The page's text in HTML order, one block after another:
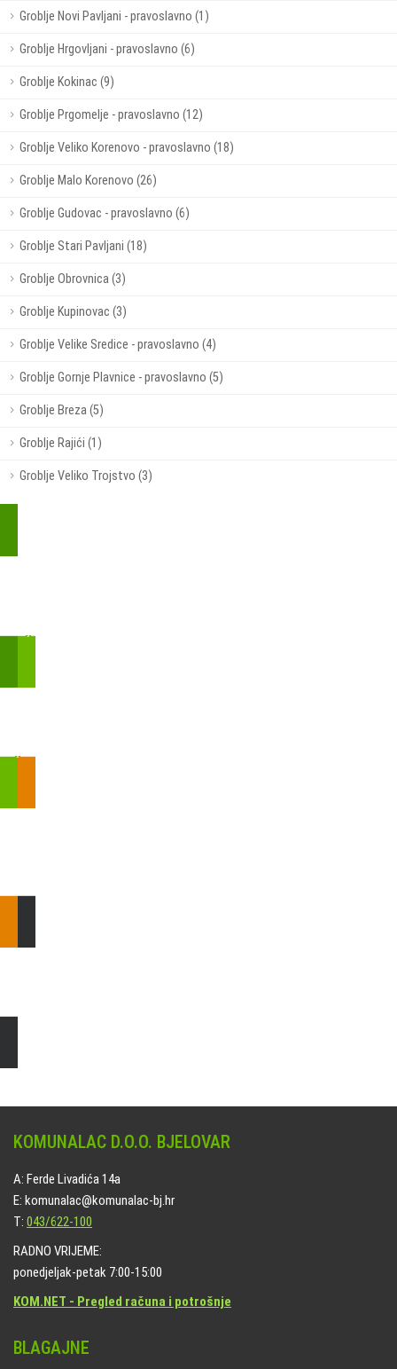
Groblje Novi Pavljani - pravoslavno (1)
Groblje Hrgovljani - pravoslavno (6)
Groblje Kokinac (9)
Groblje Prgomelje - pravoslavno (12)
Groblje Veliko Korenovo - pravoslavno (18)
Groblje Malo Korenovo (26)
Groblje Gudovac - pravoslavno (6)
Groblje Stari Pavljani (18)
Groblje Obrovnica (3)
Groblje Kupinovac (3)
Groblje Velike Sredice - pravoslavno (4)
Groblje Gornje Plavnice - pravoslavno (5)
Groblje Breza (5)
Groblje Rajići (1)
Groblje Veliko Trojstvo (3)
KOMUNALAC D.O.O. BJELOVAR
A: Ferde Livadića 14a
E: komunalac@komunalac-bj.hr
T: 043/622-100
RADNO VRIJEME:
ponedjeljak-petak 7:00-15:00
KOM.NET - Pregled računa i potrošnje
BLAGAJNE